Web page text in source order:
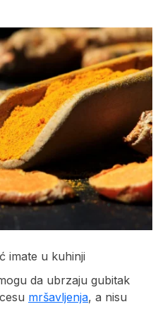
imate u kuhinji
da ubrzaju gubitak
mršavljenja, a nisu